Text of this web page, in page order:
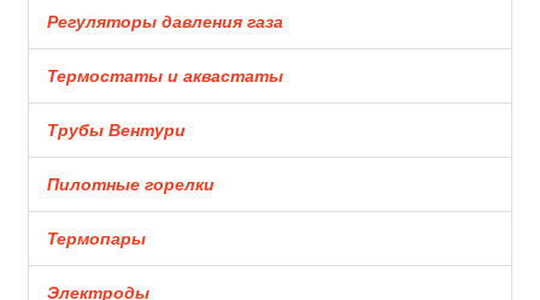
Регуляторы давления газа
Термостаты и аквастаты
Трубы Вентури
Пилотные горелки
Термопары
Электроды